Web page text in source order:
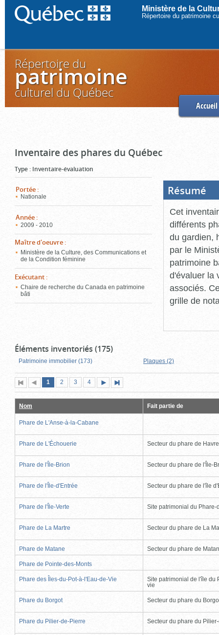
Ministère de la
Répertoire du patrimoine
Répertoire du
patrimoine
culturel du Québec
Accueil
Inventaire des phares du Québec
Type : Inventaire-évaluation
Portée :
Nationale
Année :
2009 - 2010
Maître d'oeuvre :
Ministère de la Culture, des Communications et
de la Condition féminine
Exécutant :
Chaire de recherche du Canada en patrimoine
bâti
Résumé
Cet
différents
du gardien,
par le
patrimoine
d'évaluer la
associés.
grille de
Éléments inventoriés (175)
Patrimoine immobilier (173) Plaques (2)
Première
page
Page
précédente
Page
1 (page
actuelle)
Page
2 Page
3 Page
4
suivante
page
Nom Fait partie de
Phare de L'Anse-à-la-Cabane
Phare de L'Échouerie Secteur du phare de
Phare de l'Île-Brion Secteur du phare de l'Île-
Phare de l'Île-d'Entrée Secteur du phare de l'île
Phare de l'Île-Verte Site patrimonial du Phare-
Phare de La Martre Secteur du phare de La
Phare de Matane Secteur du phare de
Phare de Pointe-des-Monts
Phare des Îles-du-Pot-à-l'Eau-de-Vie
Site patrimonial de l'île du
vie
Phare du Borgot Secteur du phare du
Phare du Pilier-de-Pierre Secteur du phare du